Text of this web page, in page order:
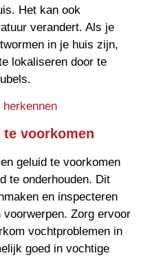
Het kan ook
verandert. Als je
in je huis zijn,
lokaliseren door te
herkennen
voorkomen
geluid te voorkomen
te onderhouden. Dit
en inspecteren
Zorg ervoor
vochtproblemen in
goed in vochtige